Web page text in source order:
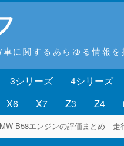
に関するあらゆる情報を
3シリーズ 4シリーズ
X6 X7 Z3 Z4
B58エンジンの評価まとめ｜